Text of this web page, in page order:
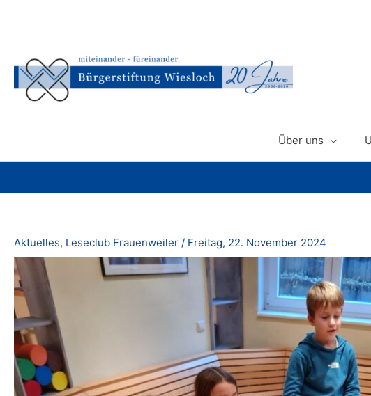
Inhalt
Über uns
Aktuelles, Leseclub Frauenweiler / Freitag, 22. November 2024